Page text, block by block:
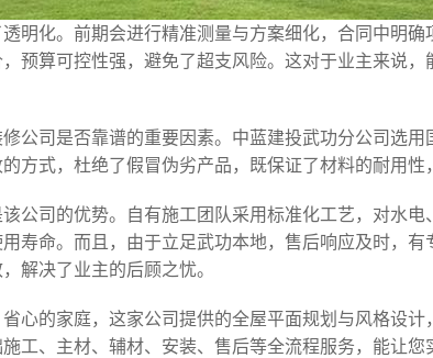
明化。前期会进行精准测量与方案细化，合同中明
预算可控性强，避免了超支风险。这对于业主来说
公司是否靠谱的重要因素。中蓝建投武功分公司选
方式，杜绝了假冒伪劣产品，既保证了材料的耐用性
公司的优势。自有施工团队采用标准化工艺，对水
寿命。而且，由于立足武功本地，售后响应及时，
解决了业主的后顾之忧。
心的家庭，这家公司提供的全屋平面规划与风格设
工、主材、辅材、安装、售后等全流程服务，能让